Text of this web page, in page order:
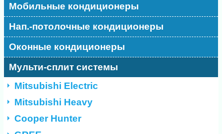
Мобильные кондиционеры
Нап.-потолочные кондиционеры
Оконные кондиционеры
Мульти-сплит системы
Mitsubishi Electric
Mitsubishi Heavy
Cooper Hunter